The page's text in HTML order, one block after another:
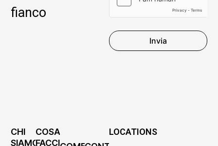
fianco
Invia
CHI
SIAMO
COSA
FACCIAMO
LOCATIONS